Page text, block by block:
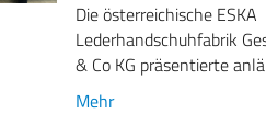
Die österreichische ESKA
Lederhandschuhfabrik
& Co KG präsentierte
Mehr